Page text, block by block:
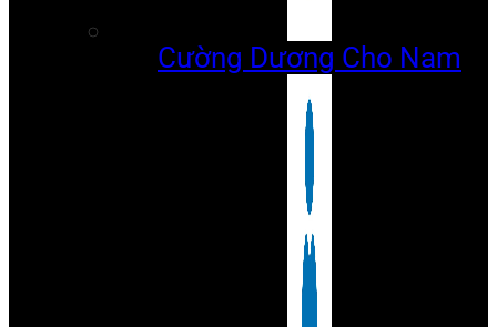
Cường Dương Cho Nam